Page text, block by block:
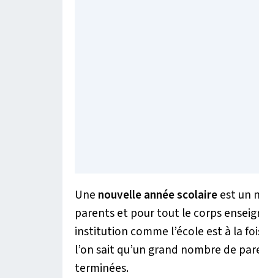
Une nouvelle année scolaireest un
parents et pour tout le corps
institution comme l’école est à la
l’on sait qu’un grand nombre de
terminées.